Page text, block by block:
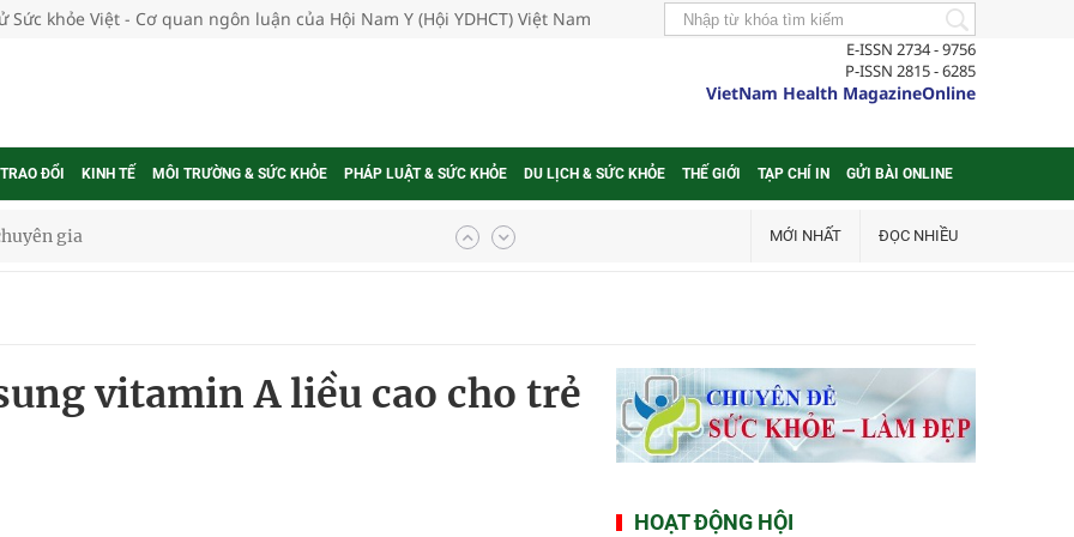
Sức khỏe Việt - Cơ quan ngôn luận của Hội Nam Y (Hội YDHCT) Việt Nam
E-ISSN 2734 - 9756
P-ISSN 2815 - 6285
VietNam Health MagazineOnline
ĐỔI KINH TẾ MÔI TRƯỜNG & SỨC KHỎE PHÁP LUẬT & SỨC KHỎE DU LỊCH & SỨC KHỎE THẾ GIỚI TẠP CHÍ IN GỬI BÀI ONLINE
ung thư
Của Các Loài Nhân Sâm (Panax Spp.): Tổng
MỚI NHẤT ĐỌC NHIỀU
vitamin A liều cao cho trẻ
HOẠT ĐỘNG HỘI